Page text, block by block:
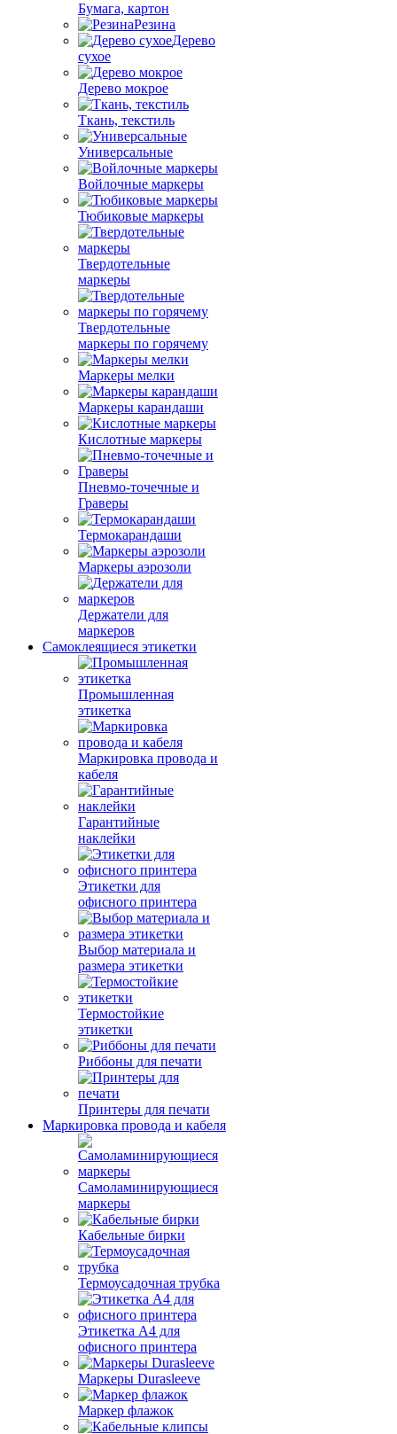
Бумага, картон
Резина
Дерево
сухое
Дерево мокрое
Ткань, текстиль
Универсальные
Войлочные маркеры
Тюбиковые маркеры
Твердотельные
маркеры
Твердотельные
маркеры по горячему
Маркеры мелки
Маркеры карандаши
Кислотные маркеры
Пневмо-точечные и
Граверы
Термокарандаши
Маркеры аэрозоли
Держатели для
маркеров
Самоклеящиеся этикетки
Промышленная
этикетка
Маркировка провода и
кабеля
Гарантийные
наклейки
Этикетки для
офисного принтера
Выбор материала и
размера этикетки
Термостойкие
этикетки
Риббоны для печати
Принтеры для печати
Маркировка провода и кабеля
Самоламинирующиеся
маркеры
Кабельные бирки
Термоусадочная трубка
Этикетка А4 для
офисного принтера
Маркеры Durasleeve
Маркер флажок